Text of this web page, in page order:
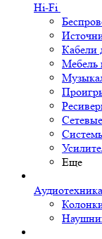
Hi-Fi
Кабели
Мебель
Еще
Аудиотехника